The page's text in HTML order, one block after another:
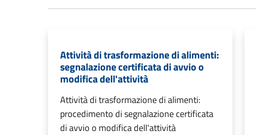
Attività di trasformazione di alimenti:
segnalazione certificata di avvio o
modifica dell'attività
Attività di trasformazione di alimenti:
procedimento di segnalazione certificata
di avvio o modifica dell'attività